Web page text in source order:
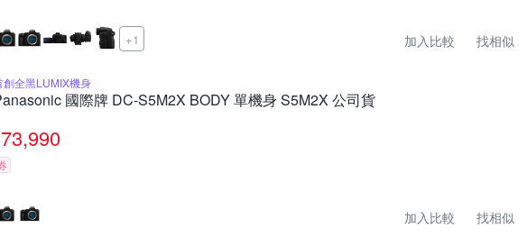
+1 加入比較 找相似
創全黑LUMIX機身
國際牌 DC-S5M2X BODY 單機身 S5M2X 公司貨
73,990
加入比較 找相似